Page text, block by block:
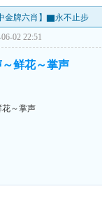
金牌六肖】▇永不止步
02 22:51
鲜花～掌声
花～掌声